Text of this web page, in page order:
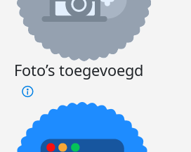
Foto’s toegevoegd